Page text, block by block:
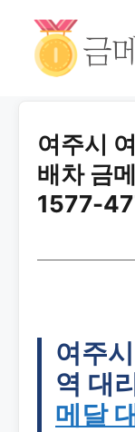
여주시
배차 금
1577-
여주
역 대
메달